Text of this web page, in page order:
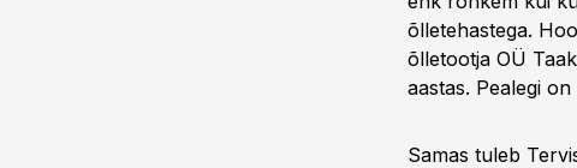
õlletehastega.
õlletootja OÜ
aastas. Pealegi
Samas tuleb